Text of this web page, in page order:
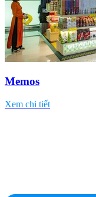
Memos
Xem chi tiết